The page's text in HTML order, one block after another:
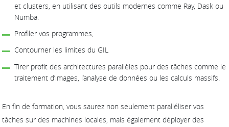
et clusters, en utilisant des outils modernes comme Ray, Dask ou
Numba.
Profiler vos programmes,
Contourner les limites du GIL
Tirer profit des architectures parallèles pour des tâches comme le
traitement d’images, l’analyse de données ou les calculs massifs.
En fin de formation, vous saurez non seulement paralléliser vos
tâches sur des machines locales, mais également déployer des